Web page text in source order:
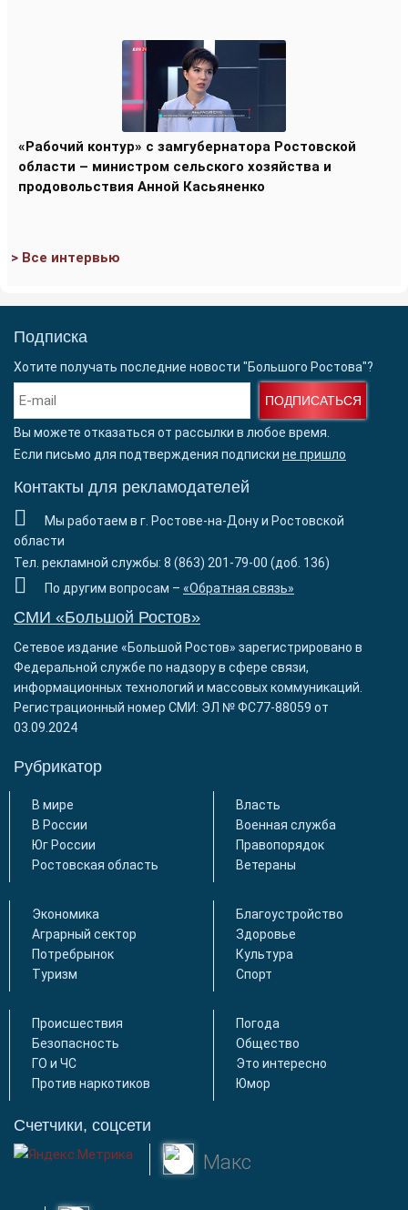
«Рабочий контур» с замгубернатора Ростовской
области – министром сельского хозяйства и
продовольствия Анной Касьяненко
> Все интервью
Подписка
Хотите получать последние новости "Большого Ростова"?
ПОДПИСАТЬСЯ
Вы можете отказаться от рассылки в любое время.
Если письмо для подтверждения подписки не пришло
Контакты для рекламодателей
Мы работаем в г. Ростове-на-Дону и Ростовской
области
Тел. рекламной службы: 8 (863) 201-79-00 (доб. 136)
По другим вопросам – «Обратная связь»
СМИ «Большой Ростов»
Сетевое издание «Большой Ростов» зарегистрировано в
Федеральной службе по надзору в сфере связи,
информационных технологий и массовых коммуникаций.
Регистрационный номер СМИ: ЭЛ № ФС77-88059 от
03.09.2024
Рубрикатор
В мире
В России
Юг России
Ростовская область
Власть
Военная служба
Правопорядок
Ветераны
Экономика
Аграрный сектор
Потребрынок
Туризм
Благоустройство
Здоровье
Культура
Спорт
Происшествия
Безопасность
ГО и ЧС
Против наркотиков
Погода
Общество
Это интересно
Юмор
Счетчики, соцсети
Макс